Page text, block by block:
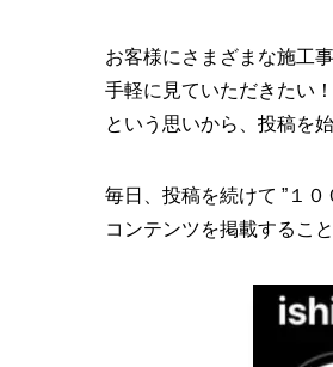
お客様にさまざまな施工
手軽に見ていただきたい！
という思いから、投稿を始
毎日、投稿を続けて ”１０
コンテンツを掲載するこ